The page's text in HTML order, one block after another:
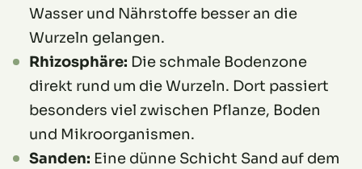
Wasser und Nährstoffe besser an die
Wurzeln gelangen.
Rhizosphäre: Die schmale Bodenzone
direkt rund um die Wurzeln. Dort passiert
besonders viel zwischen Pflanze, Boden
und Mikroorganismen.
Sanden: Eine dünne Schicht Sand auf dem